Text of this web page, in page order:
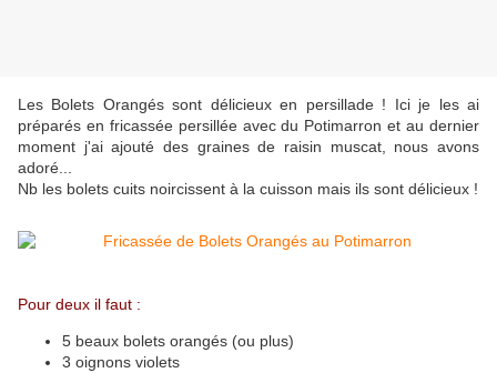
Les Bolets Orangés sont délicieux en persillade ! Ici je les ai
préparés en fricassée persillée avec du Potimarron et au dernier
moment j'ai ajouté des graines de raisin muscat, nous avons
adoré...
Nb les bolets cuits noircissent à la cuisson mais ils sont délicieux !
Pour deux il faut :
5 beaux bolets orangés (ou plus)
3 oignons violets